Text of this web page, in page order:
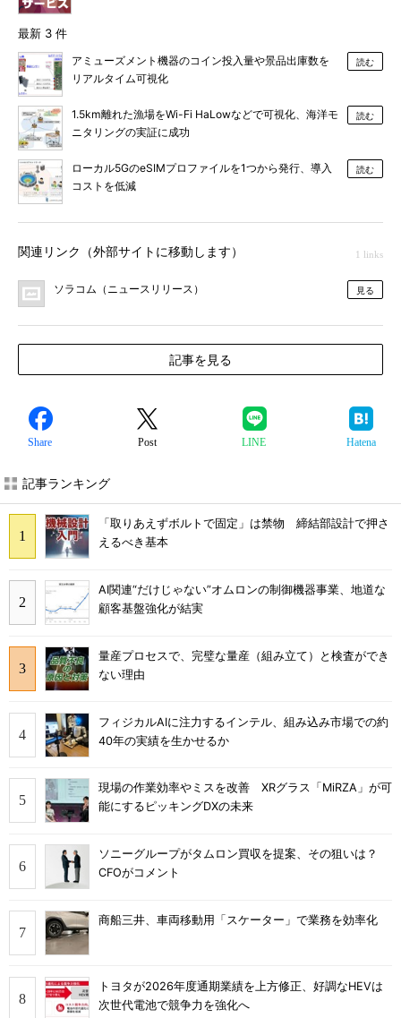
最新 3 件
アミューズメント機器のコイン投入量や景品出庫数を
リアルタイム可視化
読む
1.5km離れた漁場をWi-Fi HaLowなどで可視化、海洋モ
ニタリングの実証に成功
読む
ローカル5GのeSIMプロファイルを1つから発行、導入
コストを低減
読む
関連リンク（外部サイトに移動します） 1 links
ソラコム（ニュースリリース） 見る
記事を見る
Share Post LINE Hatena
記事ランキング
「取りあえずボルトで固定」は禁物 締結部設計で押さ
えるべき基本
AI関連“だけじゃない”オムロンの制御機器事業、地道な
顧客基盤強化が結実
量産プロセスで、完璧な量産（組み立て）と検査ができ
ない理由
フィジカルAIに注力するインテル、組み込み市場での約
40年の実績を生かせるか
現場の作業効率やミスを改善 XRグラス「MiRZA」が可
能にするピッキングDXの未来
ソニーグループがタムロン買収を提案、その狙いは？
CFOがコメント
商船三井、車両移動用「スケーター」で業務を効率化
トヨタが2026年度通期業績を上方修正、好調なHEVは
次世代電池で競争力を強化へ